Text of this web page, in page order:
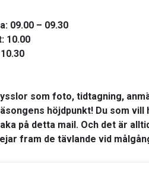
09.00 – 09.30
10.00
som foto, tidtagning,
höjdpunkt! Du som vill
på detta mail. Och det är
fram de tävlande vid